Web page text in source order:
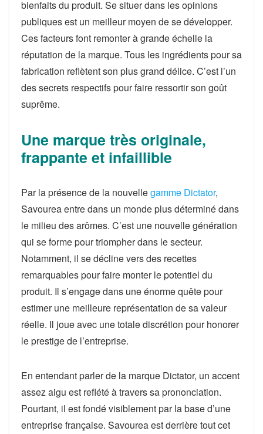
bienfaits du produit. Se situer dans les opinions
publiques est un meilleur moyen de se développer.
Ces facteurs font remonter à grande échelle la
réputation de la marque. Tous les ingrédients pour sa
fabrication reflètent son plus grand délice. C’est l’un
des secrets respectifs pour faire ressortir son goût
suprême.
Une marque très originale,
frappante et infaillible
Par la présence de la nouvellegamme Dictator,
Savourea entre dans un monde plus déterminé dans
le milieu des arômes. C’est une nouvelle génération
qui se forme pour triompher dans le secteur.
Notamment, il se décline vers des recettes
remarquables pour faire monter le potentiel du
produit. Il s’engage dans une énorme quête pour
estimer une meilleure représentation de sa valeur
réelle. Il joue avec une totale discrétion pour honorer
le prestige de l’entreprise.
En entendant parler de la marque Dictator, un accent
assez aigu est reflété à travers sa prononciation.
Pourtant, il est fondé visiblement par la base d’une
entreprise française. Savourea est derrière tout cet